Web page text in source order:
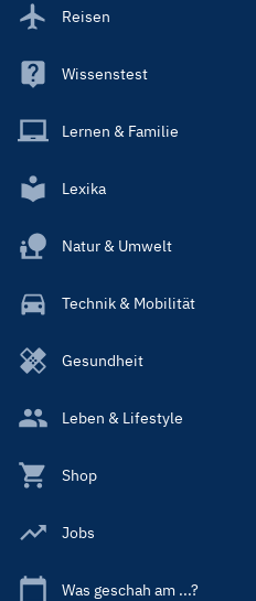
Reisen
Wissenstest
Lernen & Familie
Lexika
Natur & Umwelt
Technik & Mobilität
Gesundheit
Leben & Lifestyle
Shop
Jobs
Was geschah am ...?